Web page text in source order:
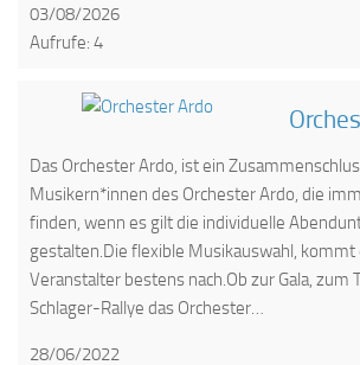
03/08/2026
Aufrufe: 4
Das Orchester Ardo, ist ein
Musikern*innen des Orchester Ardo, die
finden, wenn es gilt die individuelle
gestalten.Die flexible Musikauswahl, kommt
Veranstalter bestens nach.Ob zur Gala, zum
Schlager-Rallye das Orchester…
28/06/2022